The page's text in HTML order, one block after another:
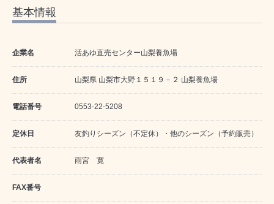
基本情報
企業名 活あゆ直売センター山梨養魚場
住所 山梨県 山梨市大野１５１９－２ 山梨養魚場
電話番号 0553-22-5208
定休日 友釣りシーズン（不定休）・他のシーズン（予約販売）
代表者名 雨宮 寛
FAX番号